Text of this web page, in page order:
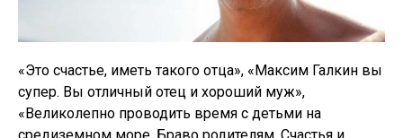
«Это счастье, иметь такого отца», «Максим Галкин вы
супер. Вы отличный отец и хороший муж»,
«Великолепно проводить время с детьми на